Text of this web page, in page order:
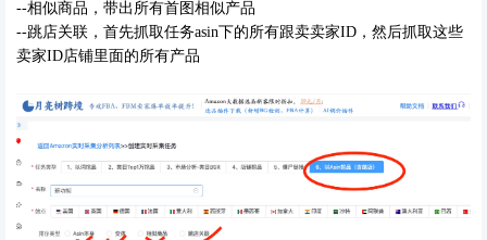
--相似商品，带出所有首图相似产品
--跳店关联，首先抓取任务asin下的所有跟卖卖家ID，然后抓取这些
卖家ID店铺里面的所有产品